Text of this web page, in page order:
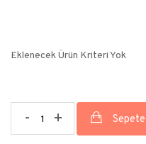
Eklenecek Ürün Kriteri Yok
- +